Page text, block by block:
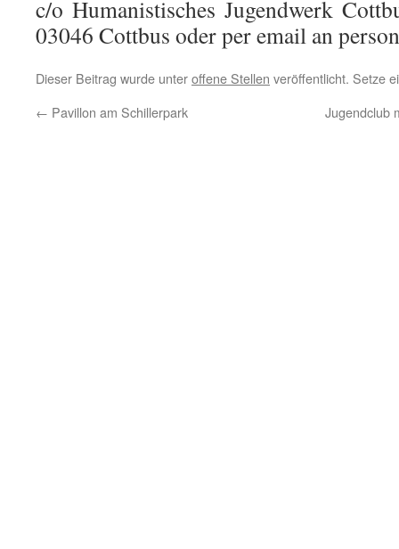
c/o Humanistisches Jugendwerk
03046 Cottbus oder per email an
Dieser Beitrag wurde unteroffene Stellen veröffentlicht. Setze
← Pavillon am Schillerpark Jugendclub